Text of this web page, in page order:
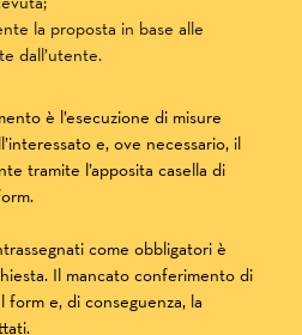
la proposta in base alle
dall’utente.
è l’esecuzione di misure
e, ove necessario, il
tramite l’apposita casella di
come obbligatori è
Il mancato conferimento di
form e, di conseguenza, la